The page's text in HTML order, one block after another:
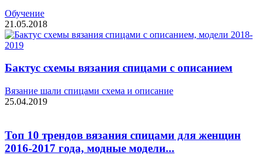
Обучение
21.05.2018
Бактус схемы вязания спицами с описанием
Вязание шали спицами схема и описание
25.04.2019
Топ 10 трендов вязания спицами для женщин
2016-2017 года, модные модели...